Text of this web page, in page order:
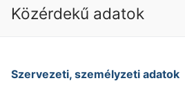
Közérdekű adatok
Szervezeti, személyzeti adatok